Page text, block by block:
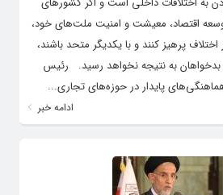
اقتصاد، معیشت و امنیت ملت‌های خود،
پرهیز کنند و با یکدیگر متحد باشند،
به نتیجه نخواهد رسید. رئیس
پایدار در حوزه‌های تجاری...
ادامه خبر